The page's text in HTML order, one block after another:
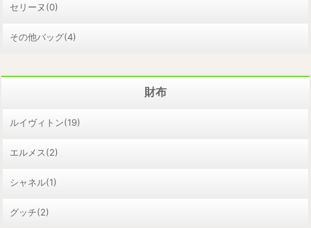
セリーヌ(0)
その他バッグ(4)
財布
ルイヴィトン(19)
エルメス(2)
シャネル(1)
グッチ(2)